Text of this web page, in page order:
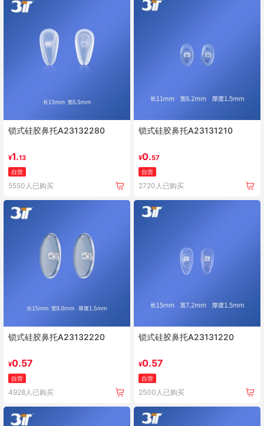
锁式硅胶鼻托A23132280
¥1.13
自营
5550人已购买
锁式硅胶鼻托A23131210
¥0.57
自营
2720人已购买
锁式硅胶鼻托A23132220
¥0.57
自营
4928人已购买
锁式硅胶鼻托A23131220
¥0.57
自营
2500人已购买